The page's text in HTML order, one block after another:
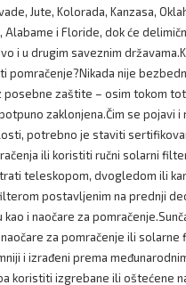
Jute, Kolorada, Kanzasa,
Alabame i Floride, dok će
i u drugim saveznim
pomračenje?Nikada nije
posebne zaštite – osim tokom
zaklonjena.Čim se pojavi i
potrebno je staviti
ili koristiti ručni solarni
teleskopom, dvogledom ili
postavljenim na prednji
i naočare za
za pomračenje ili solarne
i izrađeni prema
koristiti izgrebane ili oštećene